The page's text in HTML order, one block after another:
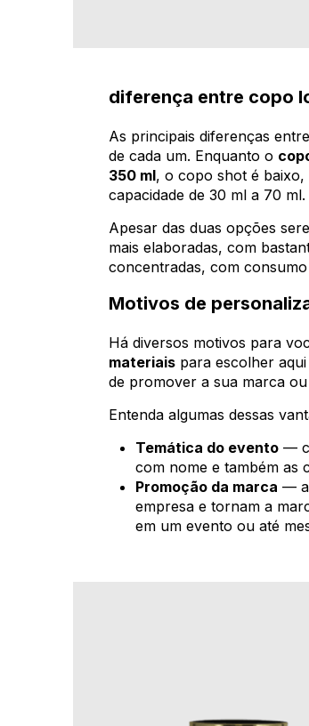
diferença entre copo
As principais diferenças
de cada um. Enquanto o
350 ml, o copo shot é baixo,
capacidade de 30 ml a 70 ml.
Apesar das duas opções
mais elaboradas, com
concentradas, com consumo
Motivos de
Há diversos motivos para
materiais para escolher
de promover a sua marca
Entenda algumas dessas
Temática do evento —
com nome e também as
Promoção da marca — a
empresa e tornam a
em um evento ou até